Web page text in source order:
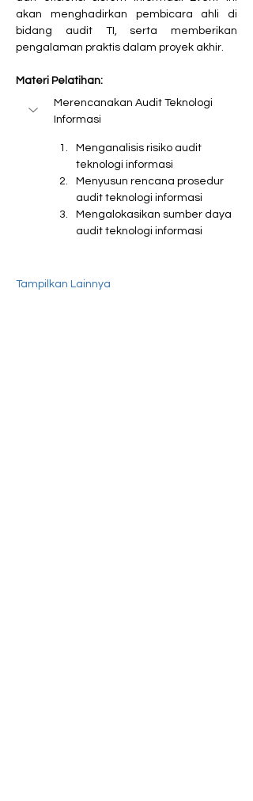
akan menghadirkan pembicara ahli di
bidang audit TI, serta memberikan
pengalaman praktis dalam proyek akhir.
Materi Pelatihan:
Merencanakan Audit Teknologi
Informasi
Menganalisis risiko audit
teknologi informasi
Menyusun rencana prosedur
audit teknologi informasi
Mengalokasikan sumber daya
audit teknologi informasi
Tampilkan Lainnya